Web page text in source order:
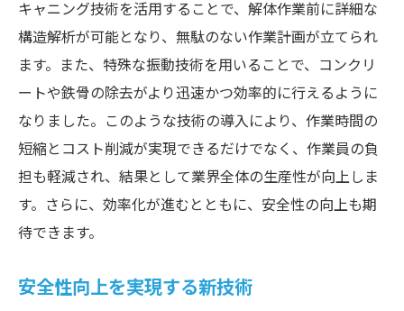
環境に優しい解体を実現するための取り組
み
フィジカルメソッドとサステナビリティの
融合
解体の未来を切り開くサステナブル手法
フィジカル技術の進化が解体業界をリードする
最前線で活躍するフィジカル技術の紹介
キャニング技術を活用することで、解体作業前に詳細な
構造解析が可能となり、無駄のない作業計画が立てられ
ます。また、特殊な振動技術を用いることで、コンクリ
ートや鉄骨の除去がより迅速かつ効率的に行えるように
なりました。このような技術の導入により、作業時間の
短縮とコスト削減が実現できるだけでなく、作業員の負
担も軽減され、結果として業界全体の生産性が向上しま
す。さらに、効率化が進むとともに、安全性の向上も期
待できます。
安全性向上を実現する新技術